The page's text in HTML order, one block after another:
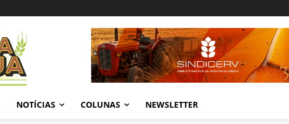
NOTÍCIAS COLUNAS NEWSLETTER